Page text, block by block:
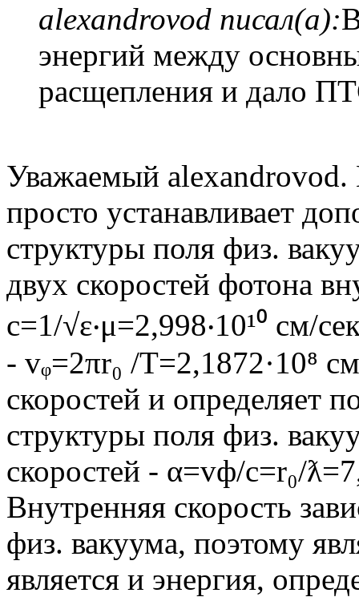
alexandrovod писал(а):
энергий между
расщепления и дало
Уважаемый
просто устанавливает
структуры поля физ.
двух скоростей фотона
с=1/√ε‧μ=2,998‧10¹⁰ см/
- vᵩ=2πr₀ /T=2,1872·10⁸
скоростей и определяет
структуры поля физ.
скоростей - α=vф/с=r₀/
Внутренняя скорость
физ. вакуума, поэтому
является и энергия,